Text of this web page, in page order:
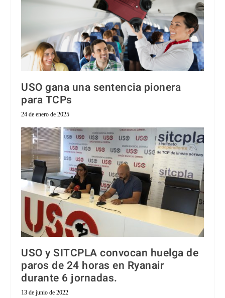
USO gana una sentencia pionera
para TCPs
24 de enero de 2025
USO y SITCPLA convocan huelga de
paros de 24 horas en Ryanair
durante 6 jornadas.
13 de junio de 2022